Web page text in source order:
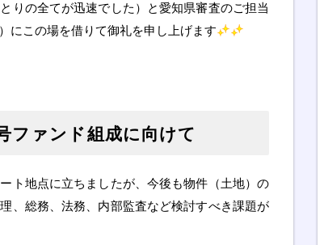
りの全てが迅速でした）と愛知県審査のご担当
にこの場を借りて御礼を申し上げます
ファンド組成に向けて
ト地点に立ちましたが、今後も物件（土地）の
、総務、法務、内部監査など検討すべき課題が